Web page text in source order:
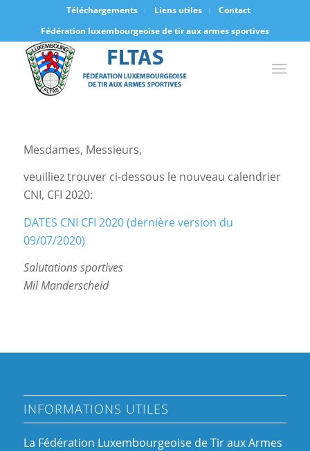
Téléchargements Liens utiles
Contact
Fédération luxembourgeoise de tir aux armes sportives
Mesdames, Messieurs,
veuilliez trouver ci-dessous le nouveau calendrier
CNI, CFI 2020:
DATES CNI CFI 2020 (dernière version du
09/07/2020)
Salutations sportives
Mil Manderscheid
INFORMATIONS UTILES
La Fédération Luxembourgeoise de Tir aux Armes